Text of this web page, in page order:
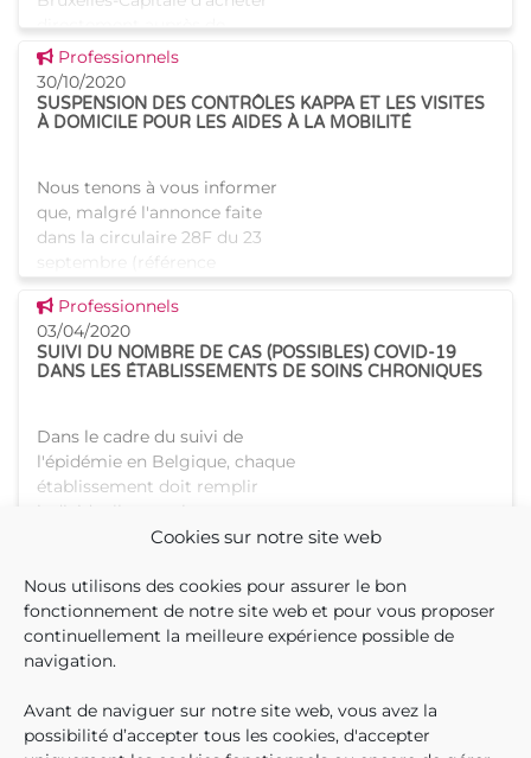
Cookies sur notre site web
Nous utilisons des cookies pour assurer le bon
fonctionnement de notre site web et pour vous proposer
continuellement la meilleure expérience possible de
navigation.
Avant de naviguer sur notre site web, vous avez la
possibilité d’accepter tous les cookies, d'accepter
directement auprès de
fournisseur du matériel de
protection in
Voir cette news
Professionnels
30/10/2020
SUSPENSION DES CONTRÔLES KAPPA ET LES VISITES
À DOMICILE POUR LES AIDES À LA MOBILITÉ
Nous tenons à vous informer
que, malgré l'annonce faite
dans la circulaire 28F du 23
septembre (référence
de la KAPPA que les visites à
domicile pour les aides à la
Voir cette news
Professionnels
03/04/2020
SUIVI DU NOMBRE DE CAS (POSSIBLES) COVID-19
DANS LES ÉTABLISSEMENTS DE SOINS CHRONIQUES
Dans le cadre du suivi de
l'épidémie en Belgique, chaque
établissement doit remplir
individuellement le
questionnaire Sciensano
L'enregistrement doit être fait
tous les jours po
02/04/2020
DEMANDES DE MOYENS DE PROTECTION
PERSONNELS
Veuillez noter que, dès à
présent, vos demandes de
adressées à Iriscare. Toutes les
demandes d'aide peuvent